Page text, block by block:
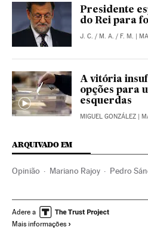
Presidente
do Rei para
J. C. / M. A. / F. M. |
A vitória
opções para
esquerdas
MIGUEL GONZÁLEZ |
ARQUIVADO EM
Opinião Mariano Rajoy Pedro
Congresso dos Deputados Espanha
Eleições Espanha 2015
Adere a
Mais informações